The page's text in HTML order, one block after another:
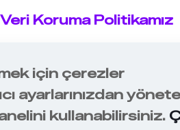
Veri Koruma Politikamız
Marketing Agency |
için çerezler
ayarlarınızdan
kullanabilirsiniz.